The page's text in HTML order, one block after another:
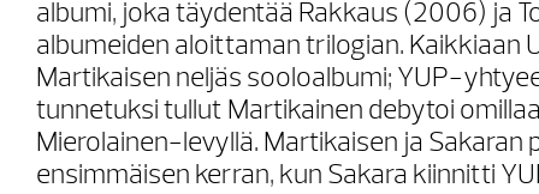
albumi, joka täydentää Rakkaus (2006) ja
albumeiden aloittaman trilogian. Kaikkiaan
Martikaisen neljäs sooloalbumi; YUP-
tunnetuksi tullut Martikainen debytoi
Mierolainen-levyllä. Martikaisen ja
ensimmäisen kerran, kun Sakara kiinnitti